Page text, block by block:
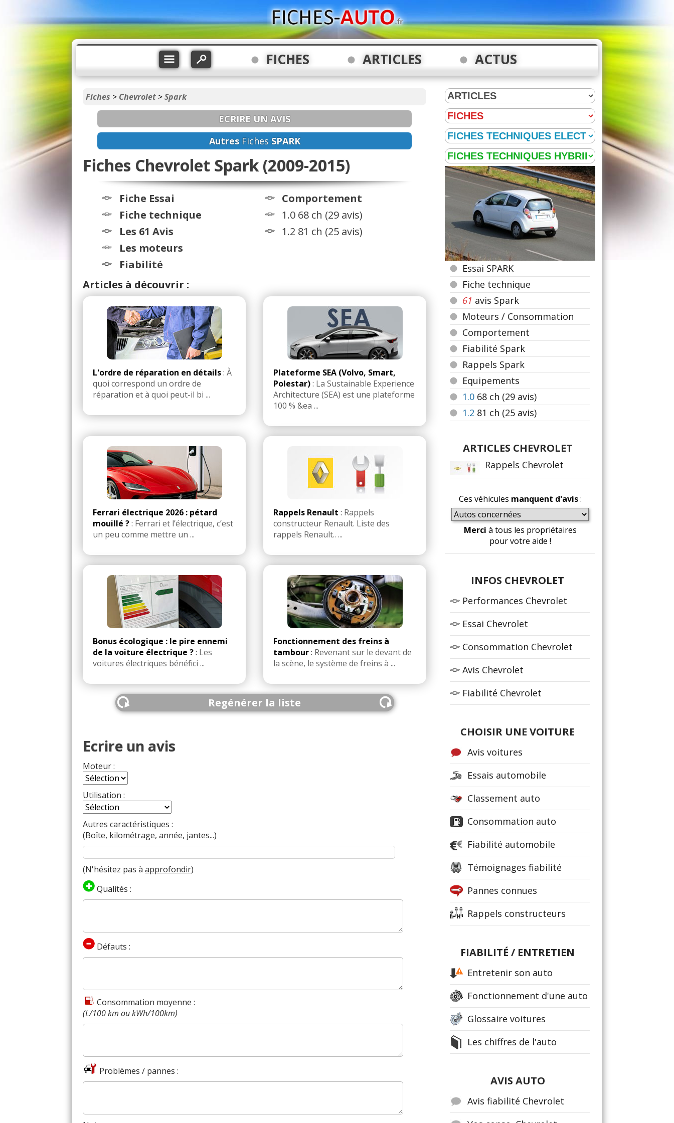
FICHES ARTICLES ACTUS
Fiches > Chevrolet >Spark
ECRIRE UN AVIS
AutresFiches SPARK
Fiches Chevrolet Spark (2009-2015)
Fiche Essai
Fiche technique
Les 61 Avis
Les moteurs
Fiabilité
Comportement
1.0 68 ch (29 avis)
1.2 81 ch (25 avis)
Articles à découvrir :
L'ordre de réparation en détails: À
quoi correspond un ordre de
réparation et à quoi peut-il bi ...
Plateforme SEA (Volvo, Smart,
Polestar): La Sustainable Experience
Architecture (SEA) est une plateforme
100 % &ea ...
Ferrari électrique 2026 : pétard
mouillé ?: Ferrari et l’électrique, c’est
un peu comme mettre un ...
Rappels Renault : Rappels
constructeur Renault. Liste des
rappels Renault.. ...
Bonus écologique : le pire ennemi
de la voiture électrique ?: Les
voitures électriques bénéfici ...
Fonctionnement des freins à
tambour: Revenant sur le devant de
la scène, le système de freins à ...
Regénérer la liste
Ecrire un avis
Moteur :
Utilisation :
Autres caractéristiques :
(Boîte, kilométrage, année, jantes...)
(N'hésitez pas à approfondir)
Qualités :
Défauts :
Consommation moyenne :
(L/100 km ou kWh/100km)
Problèmes / pannes :
Essai SPARK
Fiche technique
61 avis Spark
Moteurs / Consommation
Comportement
Fiabilité Spark
Rappels Spark
Equipements
1.0 68 ch (29 avis)
1.2 81 ch (25 avis)
ARTICLES CHEVROLET
Rappels Chevrolet
Ces véhicules manquent d'avis:
Merci à tous les propriétaires
pour votre aide !
INFOS CHEVROLET
Performances Chevrolet
Essai Chevrolet
Consommation Chevrolet
Avis Chevrolet
Fiabilité Chevrolet
CHOISIR UNE VOITURE
Avis voitures
Essais automobile
Classement auto
Consommation auto
Fiabilité automobile
Témoignages fiabilité
Pannes connues
Rappels constructeurs
FIABILITÉ / ENTRETIEN
Entretenir son auto
Fonctionnement d'une auto
Glossaire voitures
Les chiffres de l'auto
AVIS AUTO
Avis fiabilité Chevrolet